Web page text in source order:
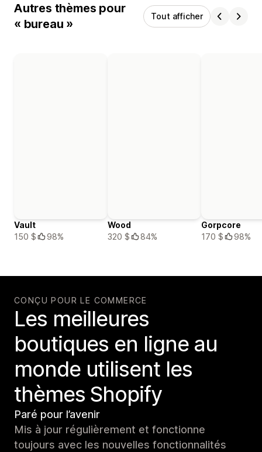
Autres thèmes pour
« bureau »
Tout afficher
Vault
150 $
98%
Wood
320 $
84%
Gorpcore
170 $
98%
CONÇU POUR LE COMMERCE
Les meilleures
boutiques en ligne au
monde utilisent les
thèmes Shopify
Paré pour l’avenir
Mis à jour régulièrement et fonctionne
toujours avec les nouvelles fonctionnalités